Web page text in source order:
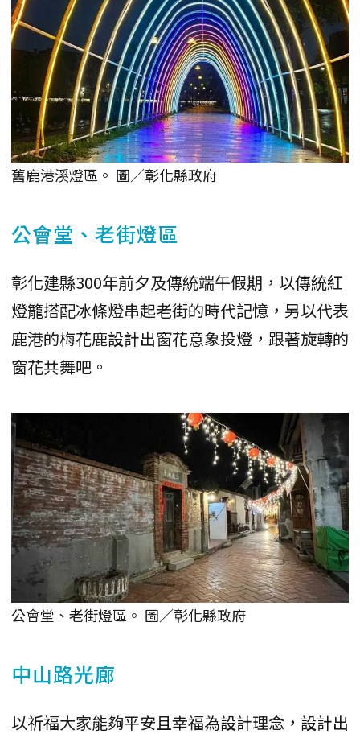
舊鹿港溪燈區。 圖／彰化縣政府
公會堂、老街燈區
彰化建縣300年前夕及傳統端午假期，以傳統紅
燈籠搭配冰條燈串起老街的時代記憶，另以代表
鹿港的梅花鹿設計出窗花意象投燈，跟著旋轉的
窗花共舞吧。
公會堂、老街燈區。 圖／彰化縣政府
中山路光廊
以祈福大家能夠平安且幸福為設計理念，設計出